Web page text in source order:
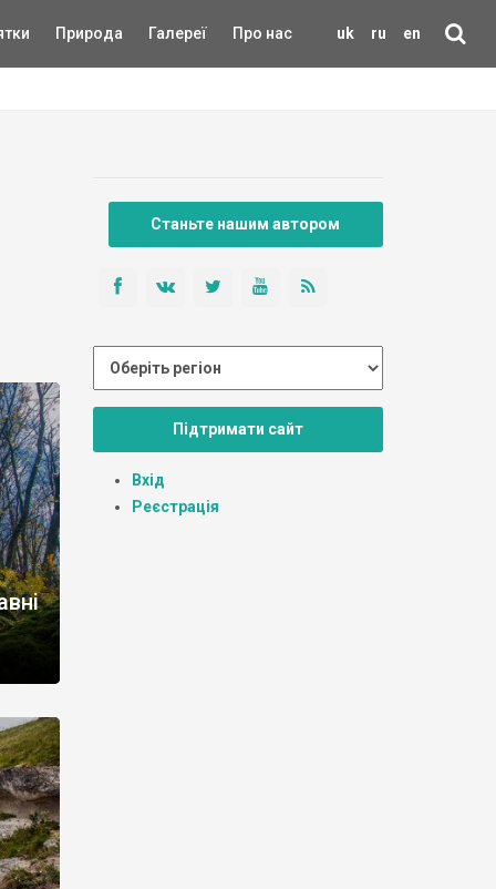
uk ru en
Природа Галереї Про нас
Станьте нашим автором
Підтримати сайт
Вхід
Реєстрація